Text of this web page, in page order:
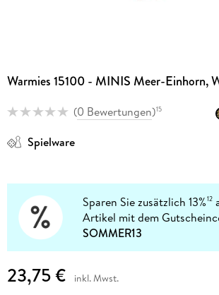
Warmies 15100 - MINIS Meer-Einhorn,
(0 Bewertungen)15
Spielware
Sparen Sie zusätzlich 13%12
Artikel mit dem
SOMMER13
23,75 € inkl. Mwst.